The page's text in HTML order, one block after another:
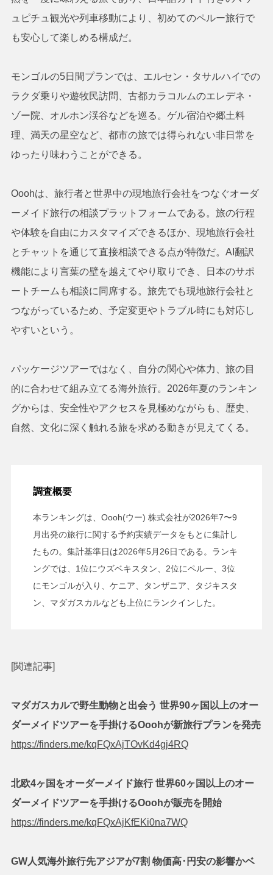
ュピチュ観光や列車移動により、初めてのペルー旅行で
も安心して楽しめる構成だ。
モンゴルの5日間プランでは、エルセン・タサルハイでの
ラクダ乗りや遊牧民訪問、古都カラコルムのエレデネ・
ゾー院、オルホン渓谷などを巡る。ゲル宿泊や郷土料
理、満天の星空など、都市の旅では得られない非日常を
ゆったり味わうことができる。
Ooohは、旅行者と世界中の現地旅行会社をつなぐオーダ
ーメイド旅行の相談プラットフォームである。旅の行程
や体験を自由にカスタマイズできるほか、現地旅行会社
とチャットを通じて直接相談できる点が特徴だ。AI翻訳
機能により言葉の壁を越えてやり取りでき、日本のサポ
ートチームも相談に同席する。旅先でも現地旅行会社と
つながっているため、予定変更やトラブル時にも対応し
やすいという。
パッケージツアーではなく、自分の関心や体力、旅の目
的に合わせて組み立てる海外旅行。2026年夏のランキン
グからは、安全性やアクセスを見極めながらも、歴史、
自然、文化に深く触れる旅を求める動きが見えてくる。
調査概要
本ランキングは、Oooh(ウー) 株式会社が2026年7〜9
月出発の旅行に関する予約実績データをもとに集計し
たもの。集計基準日は2026年5月26日である。ランキ
ングでは、1位にウズベキスタン、2位にペルー、3位
にモンゴルが入り、ケニア、タンザニア、タジキスタ
ン、マダガスカルなども上位にランクインした。
[関連記事]
マダガスカルで野生動物と出会う 世界90ヶ国以上のオー
ダーメイドツアーを手掛けるOoohが新旅行プランを発売
https://finders.me/kqFQxAjTOvKd4gj4RQ
北欧4ヶ国をオーダーメイド旅行 世界60ヶ国以上のオー
ダーメイドツアーを手掛けるOoohが販売を開始
https://finders.me/kqFQxAjKfEKi0na7WQ
GW人気海外旅行先アジアが7割 物価高･円安の影響かベ